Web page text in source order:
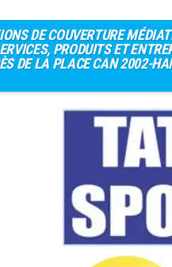
DE COUVERTURE
PRODUITS ET
DE LA PLACE CAN 2002-